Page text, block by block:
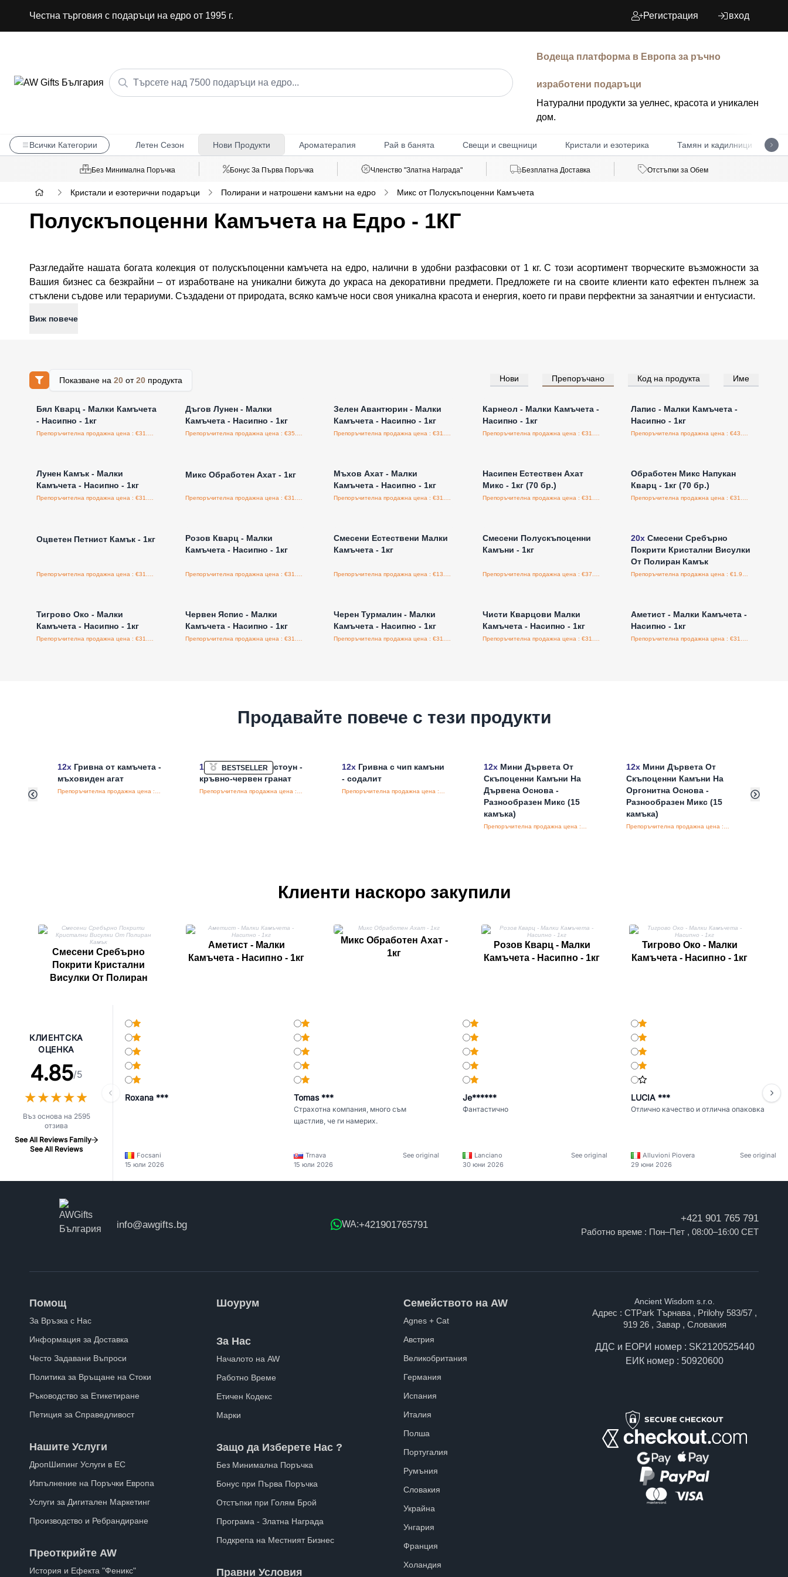
Честна търговия с подаръци на едро от 1995 г. Регистрация вход
Водеща платформа в Европа за ръчно
изработени подаръци
Натурални продукти за уелнес, красота и уникален
дом.
Всички Категории Летен Сезон Нови Продукти Ароматерапия Рай в банята Свещи и свещници Кристали и езотерика Тамян и кадилници
Без Минимална Поръчка Бонус За Първа Поръчка Членство "Златна Награда" Безплатна Доставка Отстъпки за Обем
Кристали и езотерични подаръци Полирани и натрошени камъни на едро Микс от Полускъпоценни Камъчета
Полускъпоценни Камъчета на Едро - 1КГ
Разгледайте нашата богата колекция от полускъпоценни камъчета на едро, налични в удобни разфасовки от 1 кг. С този асортимент творческите възможности за
Вашия бизнес са безкрайни – от изработване на уникални бижута до украса на декоративни предмети. Предложете ги на своите клиенти като ефектен пълнеж за
стъклени съдове или терариуми. Създадени от природата, всяко камъче носи своя уникална красота и енергия, което ги прави перфектни за занаятчии и ентусиасти.
Виж повече
Показване на 20от20продукта Нови Препоръчано Код на продукта Име
Влезте за цени на едро
Бял Кварц - Малки Камъчета
- Насипно - 1кг
Дъгов Лунен - Малки
Камъчета - Насипно - 1кг
Зелен Авантюрин - Малки
Камъчета - Насипно - 1кг
Влезте за цени на едро
Карнеол - Малки Камъчета -
Насипно - 1кг
Влезте за цени на едро
Лапис - Малки Камъчета -
Насипно - 1кг
Лунен Камък - Малки
Камъчета - Насипно - 1кг
Микс Обработен Ахат - 1кг
Мъхов Ахат - Малки
Камъчета - Насипно - 1кг
Насипен Естествен Ахат
Микс - 1кг (70 бр.)
Обработен Микс Напукан
Кварц - 1кг (70 бр.)
Оцветен Петнист Камък - 1кг
Розов Кварц - Малки
Камъчета - Насипно - 1кг
Смесени Естествени Малки
Камъчета - 1кг
Смесени Полускъпоценни
Камъни - 1кг
20x Смесени Сребърно
Покрити Кристални Висулки
От Полиран Камък
Тигрово Око - Малки
Камъчета - Насипно - 1кг
Червен Яспис - Малки
Камъчета - Насипно - 1кг
Черен Турмалин - Малки
Камъчета - Насипно - 1кг
Чисти Кварцови Малки
Камъчета - Насипно - 1кг
Аметист - Малки Камъчета -
Насипно - 1кг
Продавайте повече с тези продукти
12x Гривна от камъчета -
мъховиден агат
BESTSELLER
12xГривна от чипстоун -
кръвно-червен гранат
12xГривна с чип камъни
- содалит
12x Мини Дървета От
Скъпоценни Камъни На
Дървена Основа -
Разнообразен Микс (15
камъка)
12xМини Дървета От
Скъпоценни Камъни На
Оргонитна Основа -
Разнообразен Микс (15
камъка)
Клиенти наскоро закупили
Смесени Сребърно
Покрити Кристални
Висулки От Полиран
Аметист - Малки
Камъчета - Насипно - 1кг
Микс Обработен Ахат -
1кг
Розов Кварц - Малки
Камъчета - Насипно - 1кг
Тигрово Око - Малки
Камъчета - Насипно - 1кг
КЛИЕНТСКА
ОЦЕНКА
4.85/5
★★★★★
★★★★★
Въз основа на 2595
отзива
See All Reviews Family
See All Reviews
Roxana ***
Focsani
15 юли 2026
Tomas ***
Страхотна компания, много съм
щастлив, че ги намерих.
Trnava
See original
15 юли 2026
Je******
Фантастично
Lanciano
See original
30 юни 2026
LUCIA ***
Отлично качество и отлична опаковка
Alluvioni Piovera
See original
29 юни 2026
info@awgifts.bg WA:+421901765791
+421 901 765 791
Работно време : Пон–Пет , 08:00–16:00 CET
Помощ
За Връзка с Нас
Информация за Доставка
Често Задавани Въпроси
Политика за Връщане на Стоки
Ръководство за Етикетиране
Петиция за Справедливост
Нашите Услуги
ДропШипинг Услуги в ЕС
Изпълнение на Поръчки Европа
Услуги за Дигитален Маркетинг
Производство и Ребрандиране
Преоткрийте AW
История и Ефекта "Феникс"
Шоурум
За Нас
Началото на AW
Работно Време
Етичен Кодекс
Марки
Защо да Изберете Нас ?
Без Минимална Поръчка
Бонус при Първа Поръчка
Отстъпки при Голям Брой
Програма - Златна Награда
Подкрепа на Местният Бизнес
Правни Условия
Семейството на AW
Agnes + Cat
Австрия
Великобритания
Германия
Испания
Италия
Полша
Португалия
Румъния
Словакия
Украйна
Унгария
Франция
Холандия
Ancient Wisdom s.r.o.
Адрес : CTPark Търнава , Prilohy 583/57 ,
919 26 , Завар , Словакия
ДДС и ЕОРИ номер : SK2120525440
ЕИК номер : 50920600